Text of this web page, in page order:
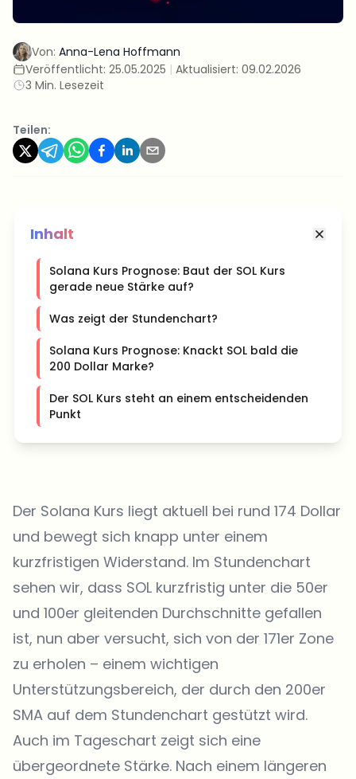
Von: Anna-Lena Hoffmann
Veröffentlicht: 25.05.2025 | Aktualisiert: 09.02.2026
3 Min. Lesezeit
Teilen:
Inhalt
Solana Kurs Prognose: Baut der SOL Kurs
gerade neue Stärke auf?
Was zeigt der Stundenchart?
Solana Kurs Prognose: Knackt SOL bald die
200 Dollar Marke?
Der SOL Kurs steht an einem entscheidenden
Punkt
Der Solana Kurs liegt aktuell bei rund 174 Dollar
und bewegt sich knapp unter einem
kurzfristigen Widerstand. Im Stundenchart
sehen wir, dass SOL kurzfristig unter die 50er
und 100er gleitenden Durchschnitte gefallen
ist, nun aber versucht, sich von der 171er Zone
zu erholen – einem wichtigen
Unterstützungsbereich, der durch den 200er
SMA auf dem Stundenchart gestützt wird.
Auch im Tageschart zeigt sich eine
übergeordnete Stärke. Nach einem längeren